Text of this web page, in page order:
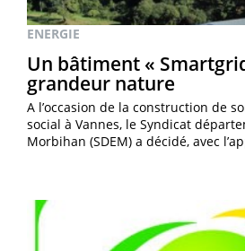
ENERGIE
Un bâtiment «
grandeur nature
A l’occasion de la construction de
social à Vannes, le Syndicat
Morbihan (SDEM) a décidé, avec